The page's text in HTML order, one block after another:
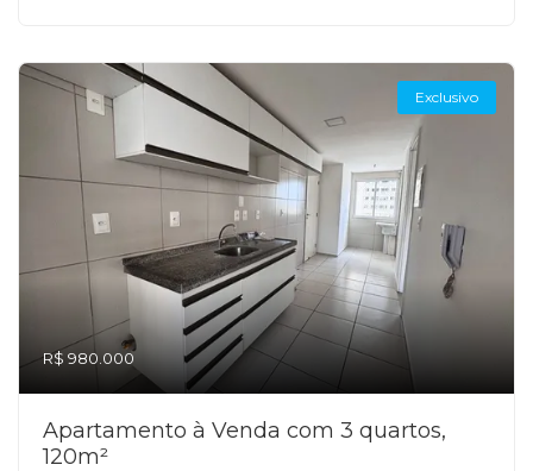
Exclusivo
R$ 980.000
Apartamento à Venda com 3 quartos,
120m²